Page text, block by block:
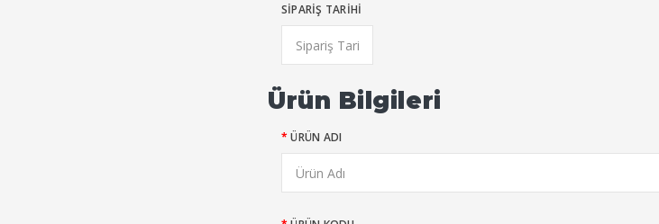
SIPARIŞ TARIHI
Ürün Bilgileri
ÜRÜN ADI